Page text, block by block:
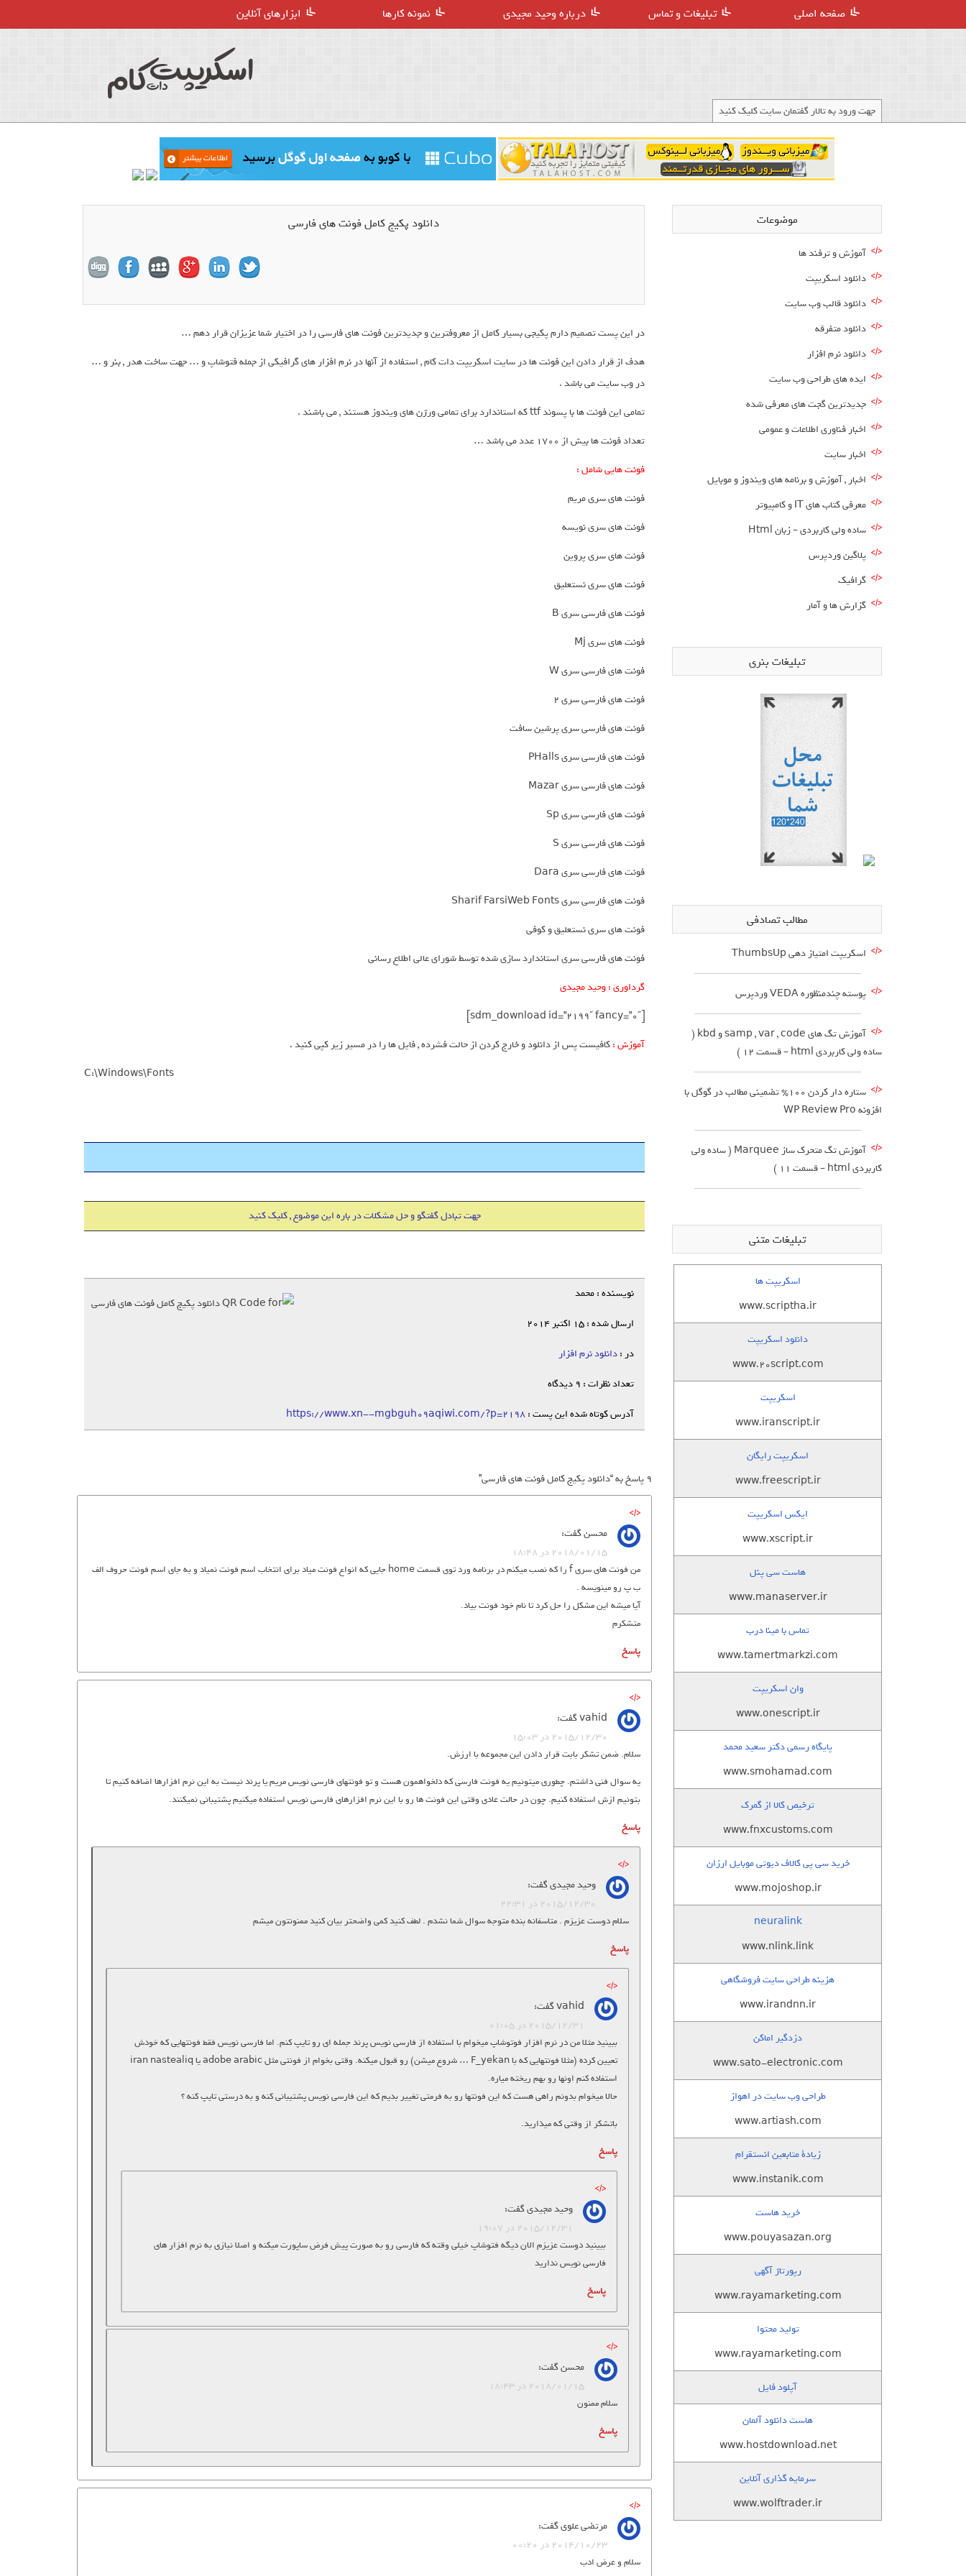
صفحه اصلی تبلیغات و تماس درباره وحید مجیدی نمونه کارها ابزارهای آنلاین
جهت ورود به تالار گفتمان سایت کلیک کنید
دانلود پکیج کامل فونت های فارسی
در این پست تصمیم دارم پکیجی بسیار کامل از معروفترین و جدیدترین فونت های فارسی را در اختیار شما عزیزان قرار دهم …
هدف از قرار دادن این فونت ها در سایت اسکریپت دات کام , استفاده از آنها در نرم افزار های گرافیکی از جمله فتوشاپ و … جهت ساخت هدر , بنر و …
در وب سایت می باشد .
تمامی این فونت ها با پسوند ttf که استاندارد برای تمامی ورژن های ویندوز هستند , می باشند .
تعداد فونت ها بیش از 1700 عدد می باشد …
فونت هایی شامل :
فونت های سری مریم
فونت های سری نویسه
فونت های سری پروین
فونت های سری نستعلیق
فونت های فارسی سری B
فونت های سری Mj
فونت های فارسی سری W
فونت های فارسی سری 2
فونت های فارسی سری پرشین سافت
فونت های فارسی سری PHalls
فونت های فارسی سری Mazar
فونت های فارسی سری Sp
فونت های فارسی سری S
فونت های فارسی سری Dara
فونت های فارسی سری Sharif FarsiWeb Fonts
فونت های سری نستعلیق و کوفی
فونت های فارسی سری استاندارد سازی شده توسط شورای عالی اطلاع‌ رسانی
گرداوری : وحید مجیدی
آموزش :کافیست پس از دانلود و خارج کردن از حالت فشرده , فایل ها را در مسیر زیر کپی کنید .
C:\Windows\Fonts
جهت تبادل گفتگو و حل مشکلات در باره این موضوع , کلیک کنید
نویسنده : محمد
ارسال شده : 15 اکتبر 2014
در :دانلود نرم افزار
تعداد نظرات : 9 دیدگاه
آدرس کوتاه شده این پست :https://www.xn--mgbguh09aqiwi.com/?p=2198
9 پاسخ به “دانلود پکیج کامل فونت های فارسی”
محسنگفت:
2018/01/15 در 18:48
من فونت های سری f را که نصب میکنم در برنامه ورد توی قسمت home جایی که انواع فونت میاد برای انتخاب اسم فونت نمیاد و به جای اسم فونت حروف الف
ب پ رو مینویسه .
آیا میشه این مشکل را حل کرد تا نام خود فونت بیاد.
متشکرم
پاسخ
vahidگفت:
2015/12/30 در 15:03
سلام. ضمن تشکر بابت قرار دادن این مجموعه با ارزش.
یه سوال فنی داشتم. چطوری میتونیم یه فونت فارسی که دلخواهمون هست و تو فونتهای فارسی نویس مریم یا پرند نیست به این نرم افزارها اضافه کنیم تا
بتونیم ازش استفاده کنیم. چون در حالت عادی وقتی این فونت ها رو با این نرم افزارهای فارسی نویس استفاده میکنیم پشتیبانی نمیکنند.
پاسخ
وحید مجیدیگفت:
2015/12/30 در 22:31
سلام دوست عزیزم . متاسفانه بنده متوجه سوال شما نشدم . لطف کنید کمی واضحتر بیان کنید ممنونتون میشم
پاسخ
vahidگفت:
2015/12/31 در 01:05
ببینید مثلا من در نرم افزار فوتوشاپ میخوام با استفاده از فارسی نویس پرند جمله ای رو تایپ کنم. اما فارسی نویس فقط فونتهایی که خودش
تعیین کرده (مثلا فونتهایی که با F_yekan … شروع میشن) رو قبول میکنه. وقتی بخوام از فونتی مثل adobe arabic یا iran nastealiq
استفاده کنم اونها رو بهم ریخته میاره.
حالا میخوام بدونم راهی هست که این فونتها رو به فرمتی تغییر بدیم که این فارسی نویس پشتیبانی کنه و به درستی تایپ کنه ؟
باتشکر از وقتی که میذارید.
پاسخ
وحید مجیدیگفت:
2015/12/31 در 19:07
ببینید دوست عزیزم الان دیگه فتوشاپ خیلی وقته که فارسی رو به صورت پیش فرض ساپورت میکنه و اصلا نیازی به نرم افزار های
فارسی نویس ندارید
پاسخ
محسنگفت:
2018/01/15 در 18:43
سلام ممنون
پاسخ
مرتضي علويگفت:
2014/10/23 در 00:20
سلام و عرض ادب
موضوعات
آموزش و ترفند ها
دانلود اسکریپت
دانلود قالب وب سایت
دانلود متفرقه
دانلود نرم افزار
ایده های طراحی وب سایت
جدیدترین گجت های معرفی شده
اخبار فناوری اطلاعات و عمومی
اخبار سایت
اخبار , آموزش و برنامه های ویندوز و موبایل
معرفی کتاب های IT و کامپیوتر
ساده ولی کاربردی – زبان Html
پلاگین وردپرس
گرافیک
گزارش ها و آمار
تبلیغات بنری
مطالب تصادفی
اسکریپت امتیاز دهی ThumbsUp
پوسته چندمنظوره VEDA وردپرس
آموزش تگ های samp , var , code و kbd (
ساده ولی کاربردی html – قسمت 12 )
ستاره دار کردن 100% تضمینی مطالب در گوگل با
افزونه WP Review Pro
آموزش تگ متحرک ساز Marquee ( ساده ولی
کاربردی html – قسمت 11 )
تبلیغات متنی
اسکریپت ها
www.scriptha.ir
دانلود اسکریپت
www.20script.com
اسکریپت
www.iranscript.ir
اسکریپت رایگان
www.freescript.ir
ایکس اسکریپت
www.xscript.ir
هاست سی پنل
www.manaserver.ir
تماس با مینا درب
www.tamertmarkzi.com
وان اسکریپت
www.onescript.ir
پایگاه رسمی دکتر سعید محمد
www.smohamad.com
ترخیص کالا از گمرک
www.fnxcustoms.com
خرید سی پی کالاف دیوتی موبایل ارزان
www.mojoshop.ir
neuralink
www.nlink.link
هزینه طراحی سایت فروشگاهی
www.irandnn.ir
دزدگیر اماکن
www.sato-electronic.com
طراحی وب سایت در اهواز
www.artiash.com
زيادة متابعين انستقرام
www.instanik.com
خرید هاست
www.pouyasazan.org
رپورتاژ آگهی
www.rayamarketing.com
تولید محتوا
www.rayamarketing.com
آپلود فایل
هاست دانلود آلمان
www.hostdownload.net
سرمایه گذاری آنلاین
www.wolftrader.ir